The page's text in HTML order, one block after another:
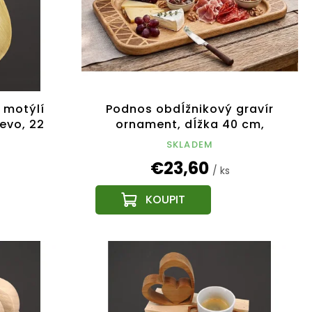
motýlí
22
Podnos obdĺžnikový gravír
ornament, dĺžka 40 cm,
český výrobok, český
SKLADEM
€23,60 / ks